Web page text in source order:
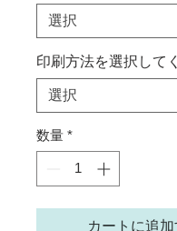
印刷方法を選択して
数量 *
カートに追加